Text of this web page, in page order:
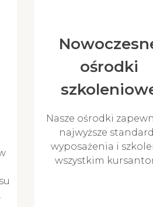
ośrodki
Nasze ośrodki
najwyższe
wyposażenia i
wszystkim